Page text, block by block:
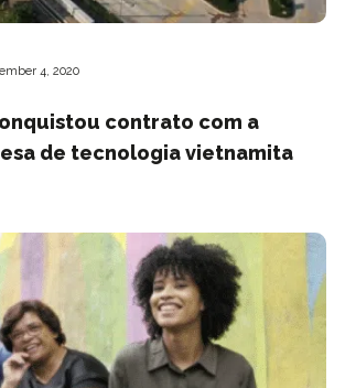
4, 2020
contrato com a
de tecnologia vietnamita